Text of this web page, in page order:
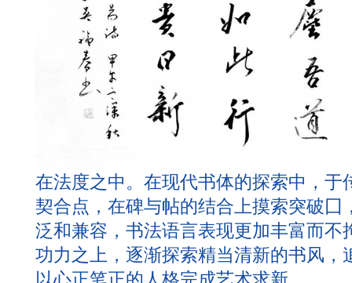
在法度之中。在现代书体的探索中，于
契合点，在碑与帖的结合上摸索突破囗
泛和兼容，书法语言表现更加丰富而不
功力之上，逐渐探索精当清新的书风，